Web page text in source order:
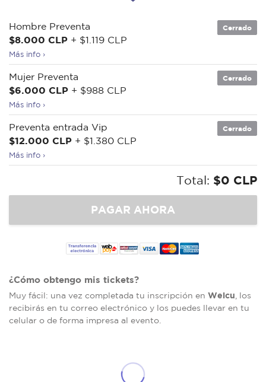
Hombre Preventa
$8.000 CLP + $1.119 CLP
Más info ›
Cerrado
Mujer Preventa
$6.000 CLP + $988 CLP
Más info ›
Cerrado
Preventa entrada Vip
$12.000 CLP + $1.380 CLP
Más info ›
Cerrado
Total: $0 CLP
¿Cómo obtengo mis tickets?
Muy fácil: una vez completada tu inscripción en Welcu , los
recibirás en tu correo electrónico y los puedes llevar en tu
celular o de forma impresa al evento.